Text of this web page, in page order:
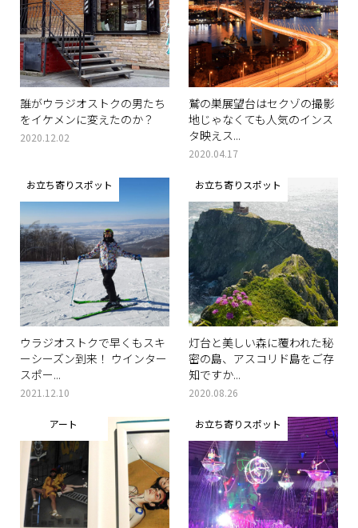
誰がウラジオストクの男たち
をイケメンに変えたのか？
2020.12.02
鷲の巣展望台はセクゾの撮影
地じゃなくても人気のインス
タ映えス...
2020.04.17
お立ち寄りスポット
ウラジオストクで早くもスキ
ーシーズン到来！ ウインター
スポー...
2021.12.10
お立ち寄りスポット
灯台と美しい森に覆われた秘
密の島、アスコリド島をご存
知ですか...
2020.08.26
アート お立ち寄りスポット